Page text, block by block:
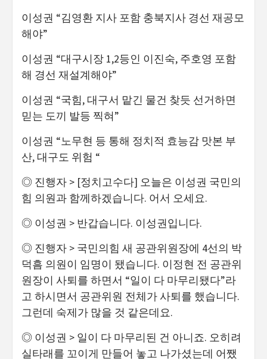
이성권 “김영환 지사 포함 충북지사 경선 재공모
해야”
이성권 “대구시장 1,2등인 이진숙, 주호영 포함
해 경선 재설계해야”
이성권 “국힘, 대구서 맡긴 물건 찾듯 선거하면
믿는 도끼 발등 찍혀”
이성권 “노무현 등 통해 정치적 효능감 맛본 부
산, 대구도 위험 “
◎ 진행자 > [정치고수다] 오늘은 이성권 국민의
힘 의원과 함께하겠습니다. 어서 오세요.
◎ 이성권 > 반갑습니다. 이성권입니다.
◎ 진행자 > 국민의힘 새 공관위원장에 4선의 박
덕흠 의원이 임명이 됐습니다. 이정현 전 공관위
원장이 사퇴를 하면서 “일이 다 마무리됐다”라
고 하시면서 공관위원 전체가 사퇴를 했습니다.
그런데 숙제가 많을 것 같은데요.
◎ 이성권 > 일이 다 마무리된 건 아니죠. 오히려
실타래를 꼬이게 만들어 놓고 나가셨는데 어쨌